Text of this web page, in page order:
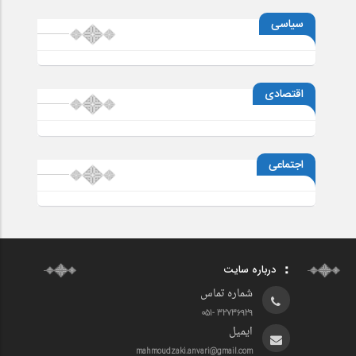
سیاسی
اقتصادی
اجتماعی
درباره سایت
شماره تماس
32736929 -051
ایمیل
mahmoudzaki.anvari@gmail.com